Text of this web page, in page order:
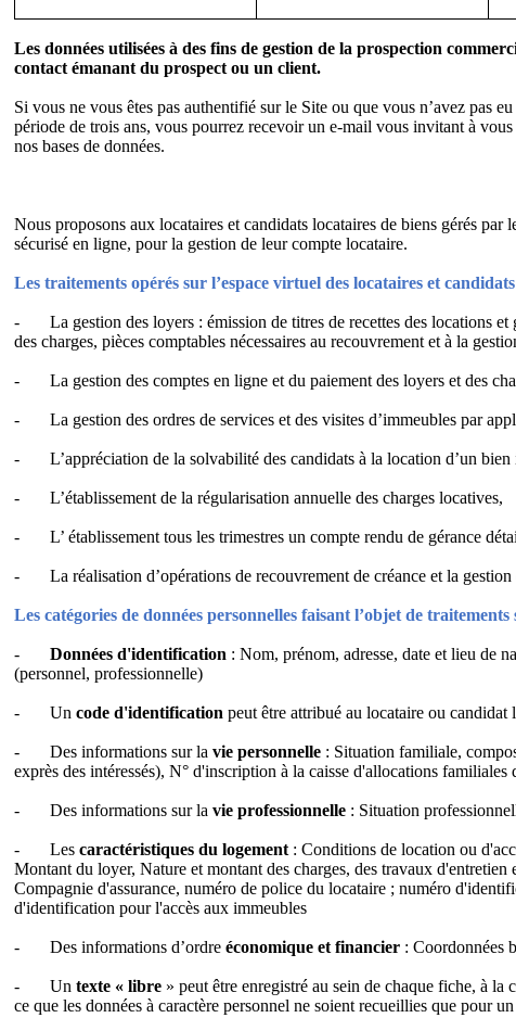
Les données utilisées à des fins de gestion de la prospection
contact émanant du prospect ou un client.
Si vous ne vous êtes pas authentifié sur le Site ou que vous n’avez pas
période de trois ans, vous pourrez recevoir un e-mail vous invitant à
nos bases de données.
Nous proposons aux locataires et candidats locataires de biens gérés
sécurisé en ligne, pour la gestion de leur compte locataire.
Les traitements opérés sur l’espace virtuel des locataires et
-
La gestion des loyers : émission de titres de recettes des locations
des charges, pièces comptables nécessaires au recouvrement et à la
- La gestion des comptes en ligne et du paiement des loyers et des
- La gestion des ordres de services et des visites d’immeubles par
- L’appréciation de la solvabilité des candidats à la location d’un
- L’établissement de la régularisation annuelle des charges locatives,
- L’ établissement tous les trimestres un compte rendu de gérance
- La réalisation d’opérations de recouvrement de créance et la
Les catégories de données personnelles faisant l’objet de traitements
- Données d'identification : Nom, prénom, adresse, date et lieu de
(personnel, professionnelle)
- Un code d'identification peut être attribué au locataire ou candidat
- Des informations sur la vie personnelle : Situation familiale,
exprès des intéressés), N° d'inscription à la caisse d'allocations
- Des informations sur la vie professionnelle : Situation
- Les caractéristiques du logement : Conditions de location ou
Montant du loyer, Nature et montant des charges, des travaux
Compagnie d'assurance, numéro de police du locataire ; numéro
d'identification pour l'accès aux immeubles
- Des informations d’ordre économique et financier : Coordonnées
- Un texte « libre » peut être enregistré au sein de chaque fiche, à
ce que les données à caractère personnel ne soient recueillies que pour un